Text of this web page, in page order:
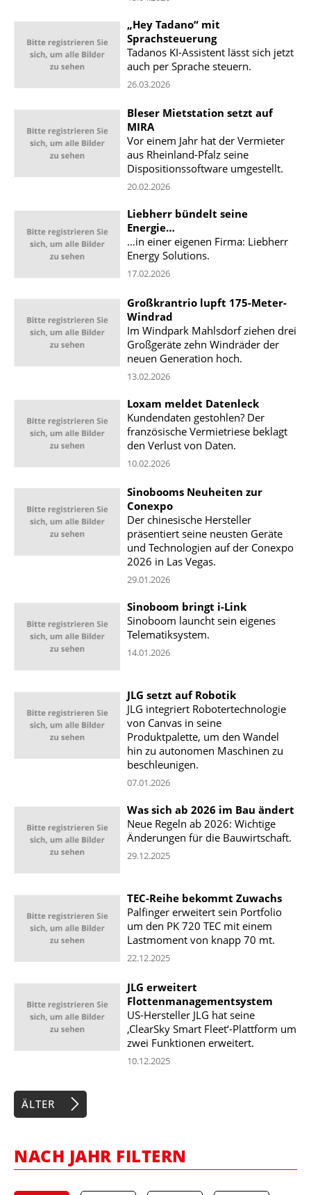
„Hey Tadano“ mit
Sprachsteuerung
Tadanos KI-Assistent lässt sich jetzt
auch per Sprache steuern.
26.03.2026
Bleser Mietstation setzt auf
MIRA
Vor einem Jahr hat der Vermieter
aus Rheinland-Pfalz seine
Dispositionssoftware umgestellt.
20.02.2026
Liebherr bündelt seine
Energie…
…in einer eigenen Firma: Liebherr
Energy Solutions.
17.02.2026
Großkrantrio lupft 175-Meter-
Windrad
Im Windpark Mahlsdorf ziehen drei
Großgeräte zehn Windräder der
neuen Generation hoch.
13.02.2026
Loxam meldet Datenleck
Kundendaten gestohlen? Der
französische Vermietriese beklagt
den Verlust von Daten.
10.02.2026
Sinobooms Neuheiten zur
Conexpo
Der chinesische Hersteller
präsentiert seine neusten Geräte
und Technologien auf der Conexpo
2026 in Las Vegas.
29.01.2026
Sinoboom bringt i-Link
Sinoboom launcht sein eigenes
Telematiksystem.
14.01.2026
JLG setzt auf Robotik
JLG integriert Robotertechnologie
von Canvas in seine
Produktpalette, um den Wandel
hin zu autonomen Maschinen zu
beschleunigen.
07.01.2026
Was sich ab 2026 im Bau ändert
Neue Regeln ab 2026: Wichtige
Änderungen für die Bauwirtschaft.
29.12.2025
TEC-Reihe bekommt Zuwachs
Palfinger erweitert sein Portfolio
um den PK 720 TEC mit einem
Lastmoment von knapp 70 mt.
22.12.2025
JLG erweitert
Flottenmanagementsystem
US-Hersteller JLG hat seine
‚ClearSky Smart Fleet‘-Plattform um
zwei Funktionen erweitert.
10.12.2025
ÄLTER
NACH JAHR FILTERN